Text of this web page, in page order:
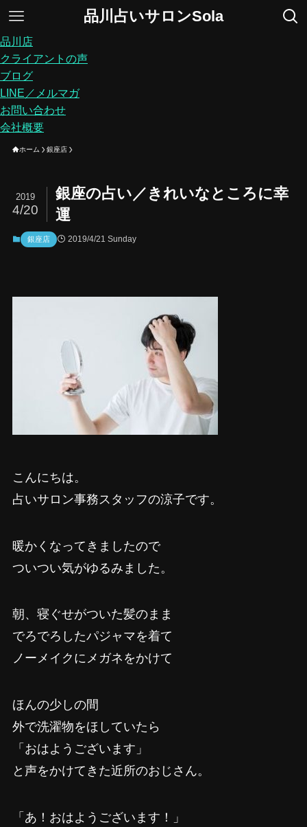
品川占いサロンSola
品川店
クライアントの声
ブログ
LINE／メルマガ
お問い合わせ
会社概要
ホーム 銀座店
銀座の占い／きれいなところに幸
運
2019
4/20
銀座店 2019/4/21 Sunday
こんにちは。
占いサロン事務スタッフの涼子です。
暖かくなってきましたので
ついつい気がゆるみました。
朝、寝ぐせがついた髪のまま
でろでろしたパジャマを着て
ノーメイクにメガネをかけて
ほんの少しの間
外で洗濯物をほしていたら
「おはようございます」
と声をかけてきた近所のおじさん。
「あ！おはようございます！」